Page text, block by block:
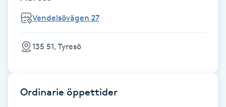
Gel naglar
Vendelsövägen 27
135 51, Tyresö
Ordinarie öppettider